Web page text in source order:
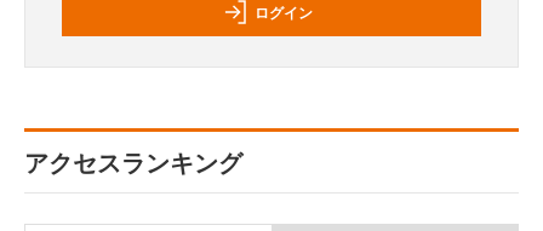
ログイン
アクセスランキング